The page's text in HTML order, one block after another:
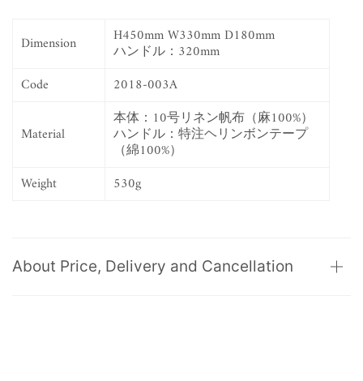
Dimension H450mm W330mm D180mm
ハンドル：320mm
Code
2018-003A
Material
本体：10号リネン帆布（麻100%）
ハンドル：特注ヘリンボンテープ
（綿100%）
Weight
530g
About Price, Delivery and Cancellation